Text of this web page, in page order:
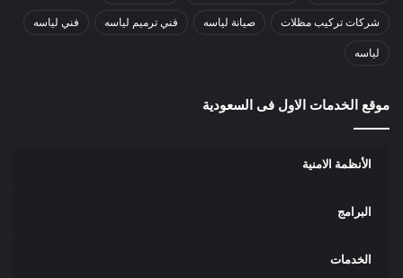
شركات تركيب مظلات صيانة لياسه فني ترميم لياسه فني لياسه
لياسه
موقع الخدمات الاول فى السعودية
الأنظمة الامنية
البرامج
الخدمات